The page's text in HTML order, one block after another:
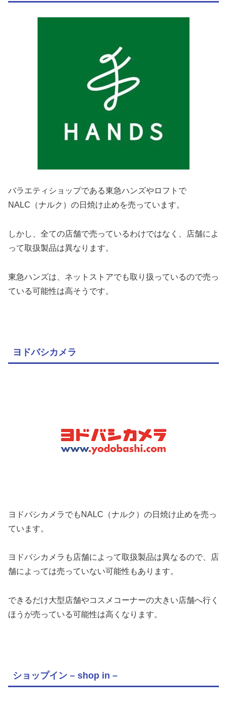
バラエティショップである東急ハンズやロフトで
NALC（ナルク）の日焼け止めを売っています。
しかし、全ての店舗で売っているわけではなく、店舗によ
って取扱製品は異なります。
東急ハンズは、ネットストアでも取り扱っているので売っ
ている可能性は高そうです。
ヨドバシカメラ
ヨドバシカメラでもNALC（ナルク）の日焼け止めを売っ
ています。
ヨドバシカメラも店舗によって取扱製品は異なるので、店
舗によっては売っていない可能性もあります。
できるだけ大型店舗やコスメコーナーの大きい店舗へ行く
ほうが売っている可能性は高くなります。
ショップイン – shop in –